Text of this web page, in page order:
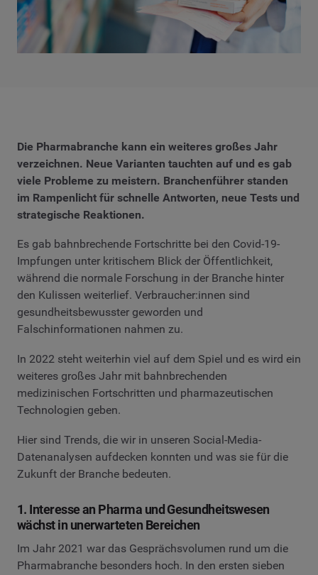
Die Pharmabranche kann ein weiteres großes Jahr
verzeichnen. Neue Varianten tauchten auf und es gab
viele Probleme zu meistern. Branchenführer standen
im Rampenlicht für schnelle Antworten, neue Tests und
strategische Reaktionen.
Es gab bahnbrechende Fortschritte bei den Covid-19-
Impfungen unter kritischem Blick der Öffentlichkeit,
während die normale Forschung in der Branche hinter
den Kulissen weiterlief. Verbraucher:innen sind
gesundheitsbewusster geworden und
Falschinformationen nahmen zu.
In 2022 steht weiterhin viel auf dem Spiel und es wird ein
weiteres großes Jahr mit bahnbrechenden
medizinischen Fortschritten und pharmazeutischen
Technologien geben.
Hier sind Trends, die wir in unseren Social-Media-
Datenanalysen aufdecken konnten und was sie für die
Zukunft der Branche bedeuten.
1. Interesse an Pharma und Gesundheitswesen
wächst in unerwarteten Bereichen
Im Jahr 2021 war das Gesprächsvolumen rund um die
Pharmabranche besonders hoch. In den ersten sieben